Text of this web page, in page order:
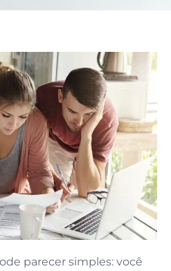
parecer simples: você